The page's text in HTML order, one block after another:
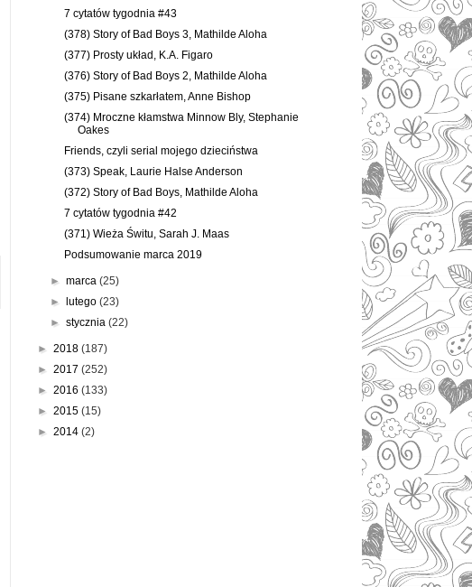
7 cytatów tygodnia #43
(378) Story of Bad Boys 3, Mathilde Aloha
(377) Prosty układ, K.A. Figaro
(376) Story of Bad Boys 2, Mathilde Aloha
(375) Pisane szkarłatem, Anne Bishop
(374) Mroczne kłamstwa Minnow Bly, Stephanie
Oakes
Friends, czyli serial mojego dzieciństwa
(373) Speak, Laurie Halse Anderson
(372) Story of Bad Boys, Mathilde Aloha
7 cytatów tygodnia #42
(371) Wieża Świtu, Sarah J. Maas
Podsumowanie marca 2019
►marca(25)
►lutego(23)
►stycznia(22)
► 2018 (187)
► 2017 (252)
► 2016 (133)
► 2015 (15)
► 2014 (2)